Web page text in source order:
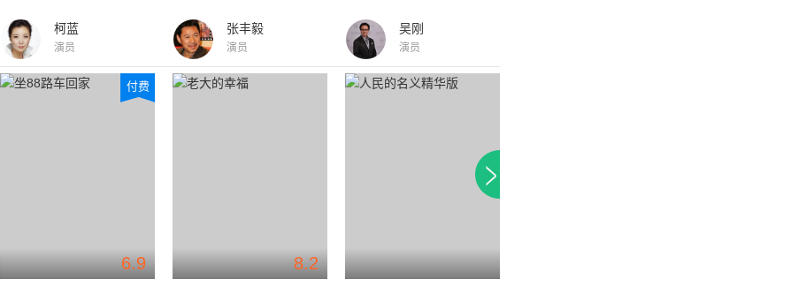
柯蓝
演员
张丰毅
演员
吴刚
演员
6.9
付费
8.2